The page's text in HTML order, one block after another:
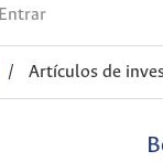
Entrar
/ Artículos de